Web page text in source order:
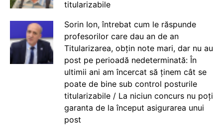
titularizabile
Sorin Ion, întrebat cum le răspunde
profesorilor care dau an de an
Titularizarea, obțin note mari, dar nu au
post pe perioadă nedeterminată: În
ultimii ani am încercat să ținem cât se
poate de bine sub control posturile
titularizabile / La niciun concurs nu poți
garanta de la început asigurarea unui
post